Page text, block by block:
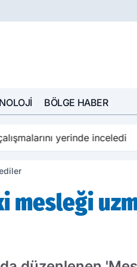
BÖLGE HABER
yerinde inceledi